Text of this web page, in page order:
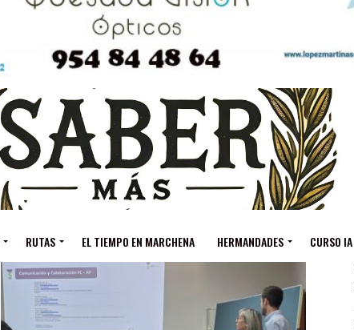
RUTAS EL TIEMPO EN MARCHENA HERMANDADES CURSO IA